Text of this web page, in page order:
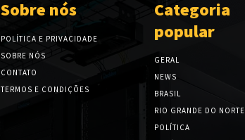
Sobre nós
POLÍTICA E PRIVACIDADE
SOBRE NÓS
CONTATO
TERMOS E CONDIÇÕES
Categoria
popular
GERAL
NEWS
BRASIL
RIO GRANDE DO NORTE
POLÍTICA